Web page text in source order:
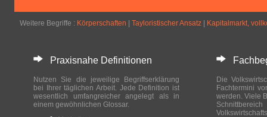
Weitere Begriffe : Körperschaften Tayloristischer Ansatz Kapitalmarkt,
Praxisnahe Definitionen
Nutzen Sie die jeweilige Begriffserklärung
bei Ihrer täglichen Arbeit. Jede Definition ist
wesentlich umfangreicher angelegt als in
einem gewöhnlichen Glossar.
Die
Fachtermini
werden. Viele